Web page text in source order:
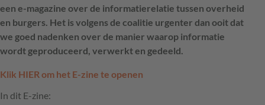
een e-magazine over de informatierelatie tussen overheid
en burgers. Het is volgens de coalitie urgenter dan ooit dat
we goed nadenken over de manier waarop informatie
wordt geproduceerd, verwerkt en gedeeld.
Klik HIER om het E-zine te openen
In dit E-zine: